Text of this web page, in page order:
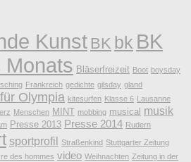
Kunst BK bk BK
Monats Bläserfreizeit Boot boysday
Frankreich gedichte gilsday gland
Olympia kitesurfen Klasse 6 Lausanne
Menschen MINT mobbing musical musik
Presse 2013 Presse 2014 Rudern
sportprofil Straßenkind Stuttgarter Zeitung
des hommes video Weihnachten Zeitung in der